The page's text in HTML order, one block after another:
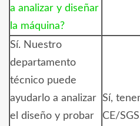
a analizar y diseñar
la máquina?
Sí. Nuestro
departamento
técnico puede
ayudarlo a analizar
el diseño y probar
Sí,
CE/